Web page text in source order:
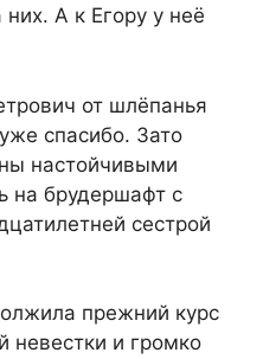
А к Егору у неё
от шлёпанья
спасибо. Зато
настойчивыми
на брудершафт с
сестрой
прежний курс
невестки и громко